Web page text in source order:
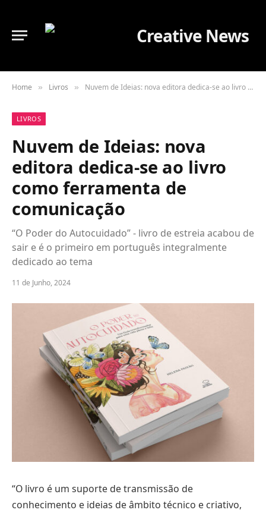
Home » Livros » Nuvem de Ideias: nova editora dedica-se ao livro como ferramenta de comunicação
LIVROS
Nuvem de Ideias: nova
editora dedica-se ao livro
como ferramenta de
comunicação
“O Poder do Autocuidado” - livro de estreia acabou de
sair e é o primeiro em português integralmente
dedicado ao tema
11 de Junho, 2024
“O livro é um suporte de transmissão de
conhecimento e ideias de âmbito técnico e criativo,